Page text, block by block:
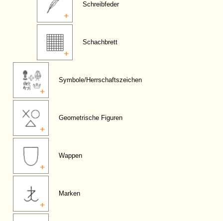
Schreibfeder
Schachbrett
Symbole/Herrschaftszeichen
Geometrische Figuren
Wappen
Marken